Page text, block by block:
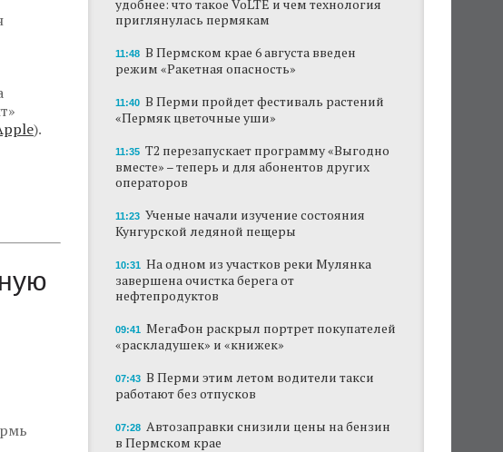
).
В Перми этим летом водители такси
удобнее: что такое VoLTE и чем технология
приглянулась пермякам
11:48 В Пермском крае 6 августа введен
режим «Ракетная опасность»
11:40 В Перми пройдет фестиваль растений
«Пермяк цветочные уши»
11:35 Т2 перезапускает программу «Выгодно
вместе» – теперь и для абонентов других
операторов
11:23 Ученые начали изучение состояния
Кунгурской ледяной пещеры
10:31 На одном из участков реки Мулянка
завершена очистка берега от
нефтепродуктов
09:41 МегаФон раскрыл портрет покупателей
«раскладушек» и «книжек»
07:43 В Перми этим летом водители такси
работают без отпусков
07:28 Автозаправки снизили цены на бензин
в Пермском крае